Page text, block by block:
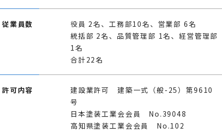
従業員数
役員 2名、工務部10名、営業部 6名
統括部 2名、品質管理部 1名、経営管理部
1名
合計22名
許可内容
建設業許可 建築一式（般-25）第9610
号
日本塗装工業会会員 No.39048
高知県塗装工業会会員 No.102